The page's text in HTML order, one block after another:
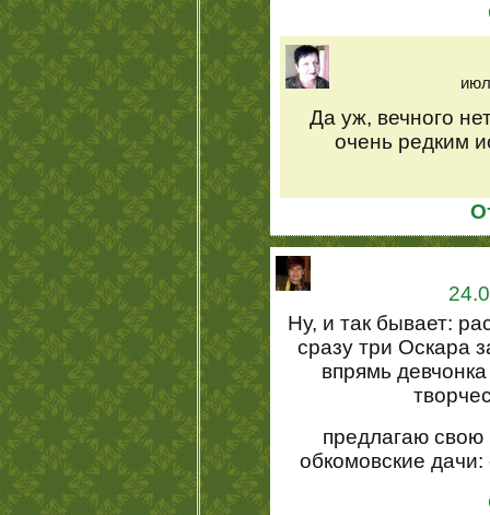
Да уж, вечного
очень редким
Ну, и так бывает:
сразу три Оскара
впрямь
предлагаю
обкомовские